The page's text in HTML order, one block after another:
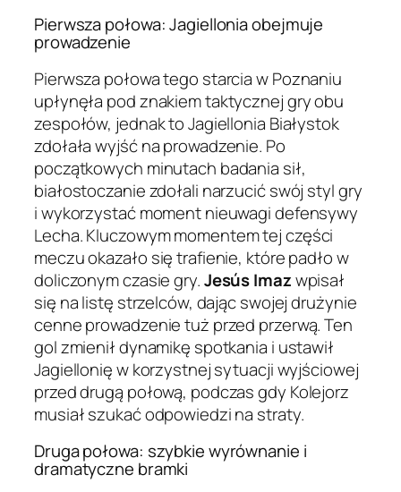
Pierwsza połowa: Jagiellonia obejmuje
prowadzenie
Pierwsza połowa tego starcia w Poznaniu
upłynęła pod znakiem taktycznej gry obu
zespołów, jednak to Jagiellonia Białystok
zdołała wyjść na prowadzenie. Po
początkowych minutach badania sił,
białostoczanie zdołali narzucić swój styl gry
i wykorzystać moment nieuwagi defensywy
Lecha. Kluczowym momentem tej części
meczu okazało się trafienie, które padło w
doliczonym czasie gry.Jesús Imazwpisał
się na listę strzelców, dając swojej drużynie
cenne prowadzenie tuż przed przerwą. Ten
gol zmienił dynamikę spotkania i ustawił
Jagiellonię w korzystnej sytuacji wyjściowej
przed drugą połową, podczas gdy Kolejorz
musiał szukać odpowiedzi na straty.
Druga połowa: szybkie wyrównanie i
dramatyczne bramki